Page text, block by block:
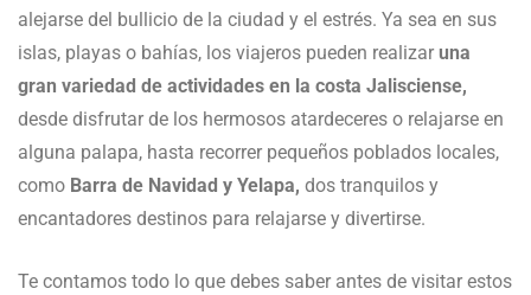
alejarse del bullicio de la ciudad y el estrés. Ya sea en sus
islas, playas o bahías, los viajeros pueden realizar una
gran variedad de actividades en la costa Jalisciense,
desde disfrutar de los hermosos atardeceres o relajarse en
alguna palapa, hasta recorrer pequeños poblados locales,
como Barra de Navidad y Yelapa, dos tranquilos y
encantadores destinos para relajarse y divertirse.
Te contamos todo lo que debes saber antes de visitar estos